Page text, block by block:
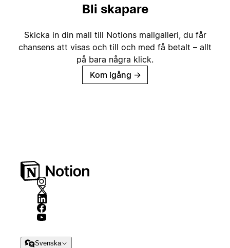
Bli skapare
Skicka in din mall till Notions mallgalleri, du får
chansens att visas och till och med få betalt – allt
på bara några klick.
Kom igång →
Svenska